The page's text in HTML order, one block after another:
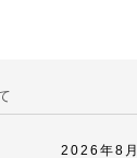
2026年8月